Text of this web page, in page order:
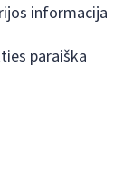
informacija
paraiška